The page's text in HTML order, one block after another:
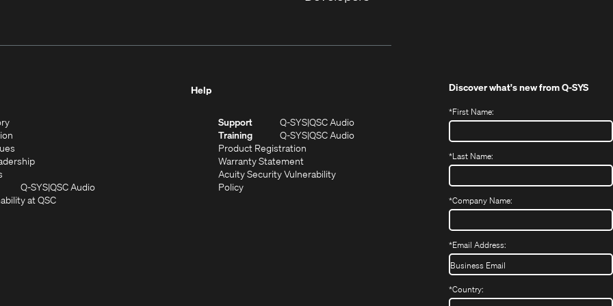
(Opens
in
new
window)
in
new
in
window)
(Opens
new
window)
new
Q-SYSQSC Audio(Opens
at QSC(Opens
Help
Support Q-SYS(Opens
in
QSC Audio(Opens
in
Training Q-SYSQSC Audio(Opens
Product Registration(Opens
new
Warranty Statement(Opens
in
Acuity Security Vulnerability
Policy(Opens
Discover what's new fromQ-SYS
*First Name:
*Last Name:
*Company Name:
*Email Address:
*Country: